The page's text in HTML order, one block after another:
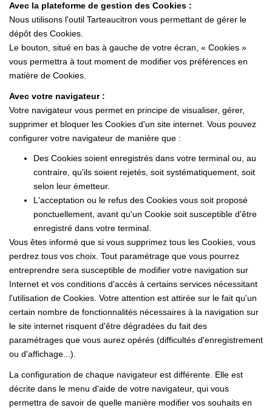
Avec la plateforme de gestion des Cookies :
Nous utilisons l'outil Tarteaucitron vous permettant de gérer le
dépôt des Cookies.
Le bouton, situé en bas à gauche de votre écran, « Cookies »
vous permettra à tout moment de modifier vos préférences en
matière de Cookies.
Avec votre navigateur :
Votre navigateur vous permet en principe de visualiser, gérer,
supprimer et bloquer les Cookies d'un site internet. Vous pouvez
configurer votre navigateur de manière que :
Des Cookies soient enregistrés dans votre terminal ou, au
contraire, qu'ils soient rejetés, soit systématiquement, soit
selon leur émetteur.
L'acceptation ou le refus des Cookies vous soit proposé
ponctuellement, avant qu'un Cookie soit susceptible d'être
enregistré dans votre terminal.
Vous êtes informé que si vous supprimez tous les Cookies, vous
perdrez tous vos choix. Tout paramétrage que vous pourrez
entreprendre sera susceptible de modifier votre navigation sur
Internet et vos conditions d'accès à certains services nécessitant
l'utilisation de Cookies. Votre attention est attirée sur le fait qu'un
certain nombre de fonctionnalités nécessaires à la navigation sur
le site internet risquent d'être dégradées du fait des
paramétrages que vous aurez opérés (difficultés d'enregistrement
ou d'affichage...).
La configuration de chaque navigateur est différente. Elle est
décrite dans le menu d'aide de votre navigateur, qui vous
permettra de savoir de quelle manière modifier vos souhaits en